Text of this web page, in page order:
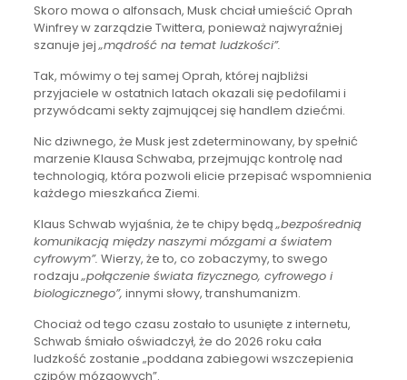
Skoro mowa o alfonsach, Musk chciał umieścić Oprah
Winfrey w zarządzie Twittera, ponieważ najwyraźniej
szanuje jej„mądrość na temat ludzkości”.
Tak, mówimy o tej samej Oprah, której najbliżsi
przyjaciele w ostatnich latach okazali się pedofilami i
przywódcami sekty zajmującej się handlem dziećmi.
Nic dziwnego, że Musk jest zdeterminowany, by spełnić
marzenie Klausa Schwaba, przejmując kontrolę nad
technologią, która pozwoli elicie przepisać wspomnienia
każdego mieszkańca Ziemi.
Klaus Schwab wyjaśnia, że ​​te chipy będą„bezpośrednią
komunikacją między naszymi mózgami a światem
cyfrowym”. Wierzy, że to, co zobaczymy, to swego
rodzaju„połączenie świata fizycznego, cyfrowego i
biologicznego”, innymi słowy, transhumanizm.
Chociaż od tego czasu zostało to usunięte z internetu,
Schwab śmiało oświadczył, że do 2026 roku cała
ludzkość zostanie „poddana zabiegowi wszczepienia
czipów mózgowych”.